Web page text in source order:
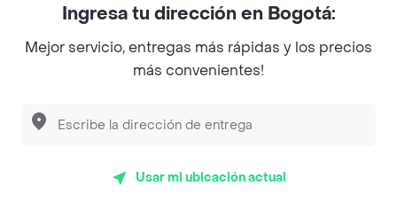
Rating 3.9
Combo Bandeja Paisa +
Coca-Cola Sabor Original
Combo Mixto de Tres
Carnes +Cocacola Orig 450
Combo Solomito 250 gr
+Cocacola Orig 450 ml
Ingresa tu dirección en Bogotá:
Mejor servicio, entregas más rápidas y los precios
más convenientes!
Usar mi ubicación actual